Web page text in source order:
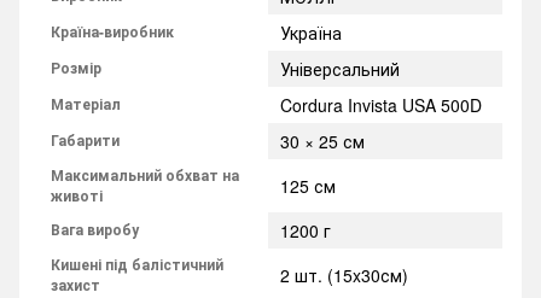
Країна-виробник Україна
Розмір Універсальний
Матеріал Cordura Invista USA 500D
Габарити 30 × 25 см
Максимальний обхват на
животі
125 см
Вага виробу 1200 г
Кишені під балістичний
захист
2 шт. (15x30см)